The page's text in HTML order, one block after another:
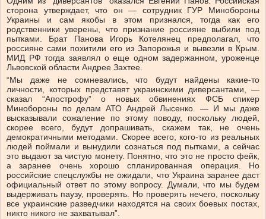
сторона утверждает, что он — сотрудник ГУР Минобороны
Украины и сам якобы в этом признался, тогда как его
родственники уверены, что признание россияне выбили под
пытками. Брат Панова Игорь Котелянец предполагал, что
россияне сами похитили его из Запорожья и вывезли в Крым.
МИД РФ тогда заявлял о еще одном задержанном, уроженце
Львовской области Андрее Захтее.
“Мы даже не сомневались, что будут найдены какие-то
личности, которых представят украинскими диверсантами, —
сказал “Апострофу” о новых обвинениях ФСБ спикер
Минобороны по делам АТО Андрей Лысенко. — И мы даже
высказывали сожаление по этому поводу, поскольку людей,
скорее всего, будут допрашивать, скажем так, не очень
демократичными методами. Скорее всего, кого-то из реальных
людей поймали и вынудили сознаться под пытками, а сейчас
это выдают за чистую монету. Понятно, что это не просто фейк,
а заранее очень хорошо спланированная операция. Но
российские спецслужбы не ожидали, что Украина заранее даст
официальный ответ по этому вопросу. Думали, что мы будем
выдерживать паузу, проверять. Но проверять нечего, поскольку
все украинские разведчики находятся на своих боевых постах,
никто никого не захватывал”.